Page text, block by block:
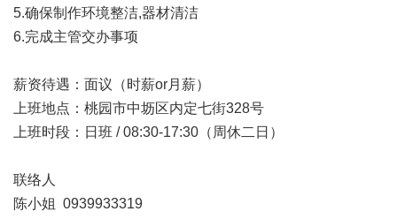
5.确保制作环境整洁,器材清洁
6.完成主管交办事项
薪资待遇：面议（时薪or月薪）
上班地点：桃园市中坜区内定七街328号
上班时段：日班 / 08:30-17:30（周休二日）
联络人
陈小姐 0939933319